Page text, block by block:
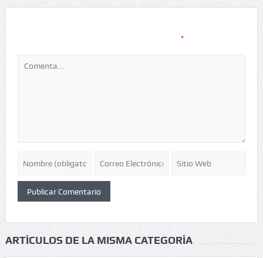
*
ARTÍCULOS DE LA MISMA CATEGORÍA